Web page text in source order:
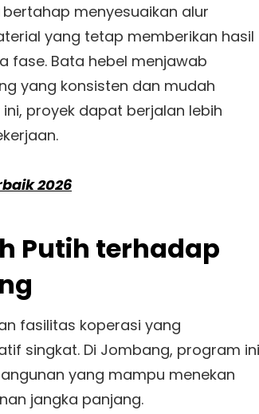
menyesuaikan alur
yang tetap memberikan hasil
fase. Bata hebel menjawab
yang konsisten dan mudah
proyek dapat berjalan lebih
2026
Putih terhadap
fasilitas koperasi yang
singkat. Di Jombang, program ini
yang mampu menekan
jangka panjang.